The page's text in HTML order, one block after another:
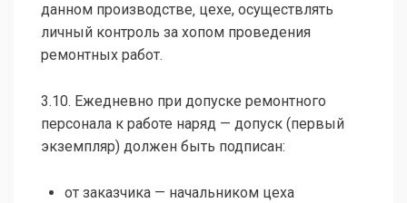
данном производстве‚ цехе, осуществлять
личный контроль за хопом проведения
ремонтных работ.
3.10. Ежедневно при допуске ремонтного
персонала к работе наряд — допуск (первый
экземпляр) должен быть подписан:
от заказчика — начальником цеха